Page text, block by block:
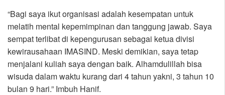
“Bagi saya ikut organisasi adalah kesempatan untuk
melatih mental kepemimpinan dan tanggung jawab. Saya
sempat terlibat di kepengurusan sebagai ketua divisi
kewirausahaan IMASIND. Meski demikian, saya tetap
menjalani kuliah saya dengan baik. Alhamdulillah bisa
wisuda dalam waktu kurang dari 4 tahun yakni, 3 tahun 10
bulan 9 hari.” Imbuh Hanif.